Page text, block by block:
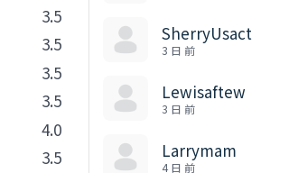
3.5
3.5
3.5
3.5
4.0
3.5
SherryUsact
3 日 前
Lewisaftew
3 日 前
Larrymam
4 日 前